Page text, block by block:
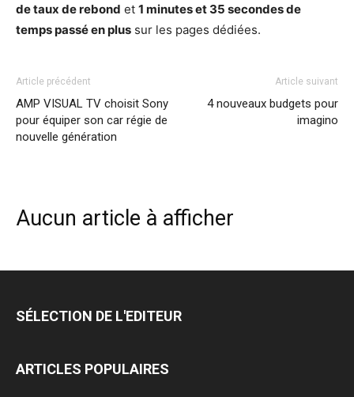
de taux de rebond et 1 minutes et 35 secondes de
temps passé en plus sur les pages dédiées.
Article précédent
AMP VISUAL TV choisit Sony
pour équiper son car régie de
nouvelle génération
Article suivant
4 nouveaux budgets pour
imagino
Aucun article à afficher
SÉLECTION DE L'EDITEUR
ARTICLES POPULAIRES